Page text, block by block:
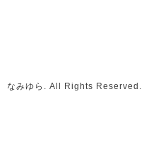
なみゆら . All Rights Reserved.